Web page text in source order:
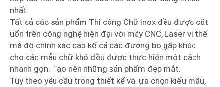
nhất.
Tất cả các sản phẩm Thi công Chữ inox đều được cắt
uốn trên công nghệ hiện đại với máy CNC, Laser vì thế
mà độ chính xác cao kể cả các đường bo gấp khúc
cho các mẫu chữ khó đều được thực hiện một cách
nhanh gọn. Tạo nên những sản phẩm đẹp mắt.
Tùy theo yêu cầu trong thiết kế và lựa chọn kiểu mẫu,